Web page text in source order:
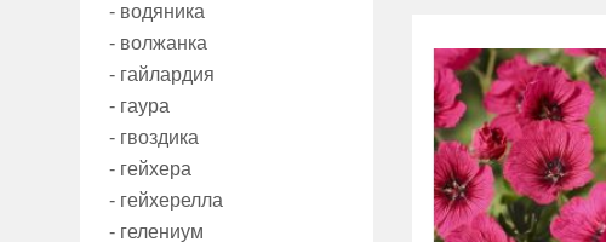
- водяника
- волжанка
- гайлардия
- гаура
- гвоздика
- гейхера
- гейхерелла
- гелениум